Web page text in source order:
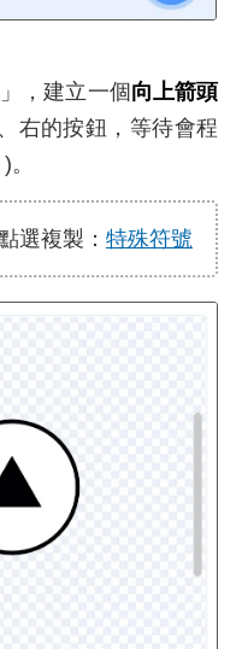
，建立一個 向上箭頭
右的按鈕，等待會程
選複製： 特殊符號